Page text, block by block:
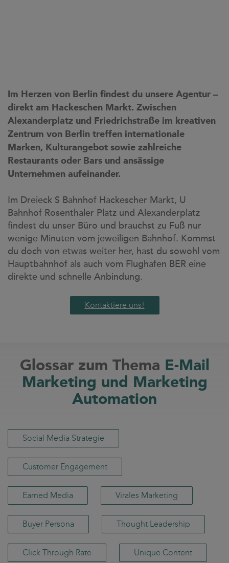
Im Herzen von Berlin findest du unsere Agentur –
direkt am Hackeschen Markt. Zwischen
Alexanderplatz und Friedrichstraße im kreativen
Zentrum von Berlin treffen internationale
Marken, Kulturangebot sowie zahlreiche
Restaurants oder Bars und ansässige
Unternehmen aufeinander.
Im Dreieck S Bahnhof Hackescher Markt, U
Bahnhof Rosenthaler Platz und Alexanderplatz
findest du unser Büro und brauchst zu Fuß nur
wenige Minuten vom jeweiligen Bahnhof. Kommst
du doch von etwas weiter her, hast du sowohl vom
Hauptbahnhof als auch vom Flughafen BER eine
direkte und schnelle Anbindung.
Kontaktiere uns!
Glossar zum Thema E-Mail
Marketing und Marketing
Automation
Social Media Strategie
Customer Engagement
Earned Media Virales Marketing
Buyer Persona Thought Leadership
Click Through Rate Unique Content